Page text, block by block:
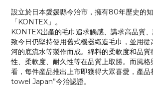
設立於日本愛媛縣今治市，擁有80年歷史的
「KONTEX」。
KONTEX岀產的毛巾追求觸感、講求高品質
致今日仍堅持使用舊式機器織造毛巾，並用從
河的底流水等製作而成。綿料的柔軟度和品
性、柔軟度、耐久性等在品質上取勝。而風
看，每件産品推出上市即獲得大眾喜愛，產
towel Japan”今治認證。